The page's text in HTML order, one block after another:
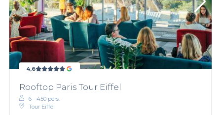
4,6
Rooftop Paris Tour Eiffel
6 - 450 pers.
Tour Eiffel